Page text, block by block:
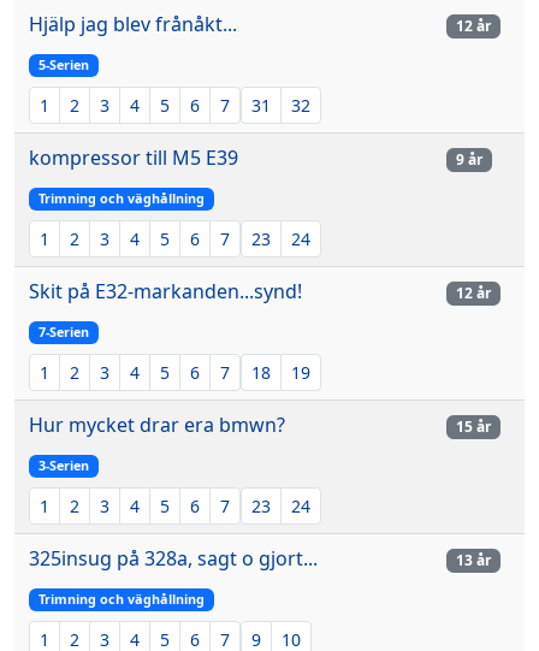
Hjälp jag blev frånåkt...
5-Serien
1 2 3 4 5 6 7 31 32
12 år
kompressor till M5 E39
Trimning och väghållning
1 2 3 4 5 6 7 23 24
9 år
Skit på E32-markanden...synd!
7-Serien
1 2 3 4 5 6 7 18 19
12 år
Hur mycket drar era bmwn?
3-Serien
1 2 3 4 5 6 7 23 24
15 år
325insug på 328a, sagt o gjort...
Trimning och väghållning
1 2 3 4 5 6 7 9 10
13 år